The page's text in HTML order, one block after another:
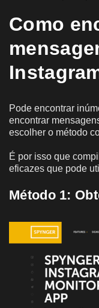
Como
Pode encontrar
encontrar
escolher o método
É por isso que
eficazes que pode
Método 1: